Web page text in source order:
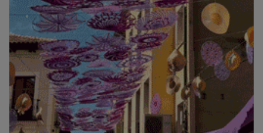
aumentó a más de 120.400 euros.
PUBLICIDAD